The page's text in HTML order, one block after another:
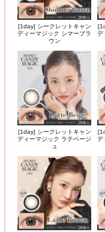
[1day] シークレットキャン
ディーマジック シマーブラ
ウン
デ
[1day] シークレットキャン
ディーマジック ラテベージ
ュ
デ